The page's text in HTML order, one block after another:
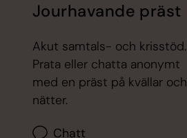
Jourhavande präst
Akut samtals- och krisstöd.
Prata eller chatta anonymt
med en präst på kvällar och
nätter.
Chatt